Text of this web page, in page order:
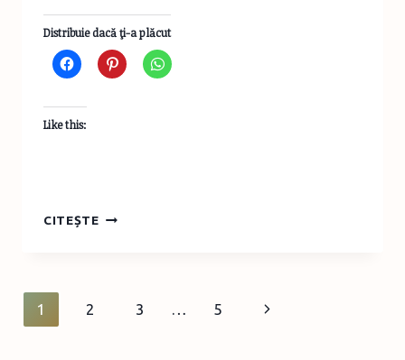
Distribuie dacă ţi-a plăcut
Like this:
CITEȘTECĂRȚILE
DESPRE
Page
1 2 3 … 5
Next